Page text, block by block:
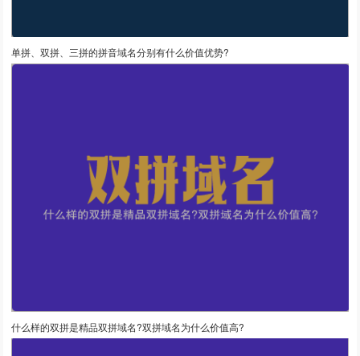
单拼、双拼、三拼的拼音域名分别有什么价值优势?
什么样的双拼是精品双拼域名?双拼域名为什么价值高?